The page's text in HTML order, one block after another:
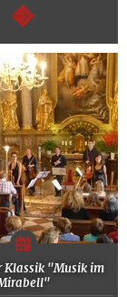
weiter
Klassik "Musik im